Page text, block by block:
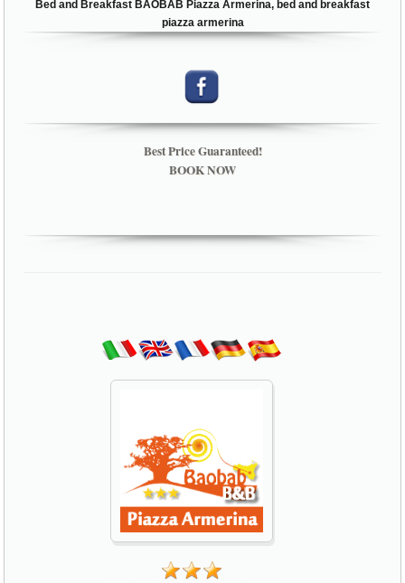
Bed and Breakfast BAOBAB Piazza Armerina, bed and breakfast
piazza armerina
Best Price Guaranteed!
BOOK NOW